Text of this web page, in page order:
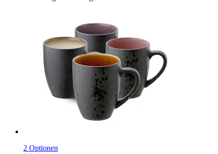
2 Optionen